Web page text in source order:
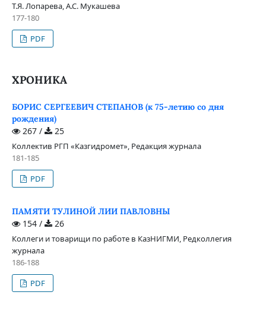
Т.Я. Лопарева, А.С. Мукашева
177-180
PDF
ХРОНИКА
БОРИС СЕРГЕЕВИЧ СТЕПАНОВ (к 75-летию со дня
рождения)
267 / 25
Коллектив РГП «Казгидромет», Редакция журнала
181-185
PDF
ПАМЯТИ ТУЛИНОЙ ЛИИ ПАВЛОВНЫ
154 / 26
Коллеги и товарищи по работе в КазНИГМИ, Редколлегия
журнала
186-188
PDF